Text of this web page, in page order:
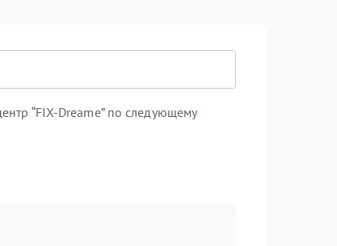
“FIX-Dreame” по следующему